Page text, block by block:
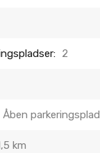
2
Åben
km